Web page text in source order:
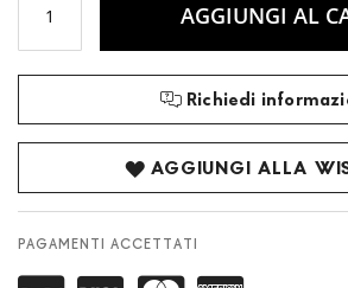
AGGIUNGI AL
Richiedi
AGGIUNGI ALLA
PAGAMENTI ACCETTATI